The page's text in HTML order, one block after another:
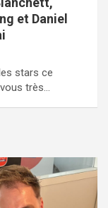
et Daniel
stars ce
très…